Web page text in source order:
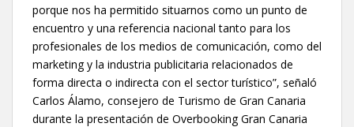
porque nos ha permitido situarnos como un punto de
encuentro y una referencia nacional tanto para los
profesionales de los medios de comunicación, como del
marketing y la industria publicitaria relacionados de
forma directa o indirecta con el sector turístico”, señaló
Carlos Álamo, consejero de Turismo de Gran Canaria
durante la presentación de Overbooking Gran Canaria